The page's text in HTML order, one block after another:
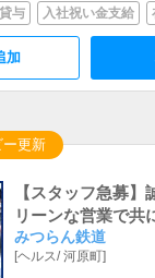
与 入社祝い金支給
加
更新
【スタッフ急募
リーンな営業で共
★面接交通費支給
いOK
みつらん鉄道
[ヘルス/河原町]